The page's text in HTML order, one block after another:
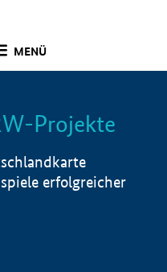
MENÜ
Info
Projekte
erfolgreicher